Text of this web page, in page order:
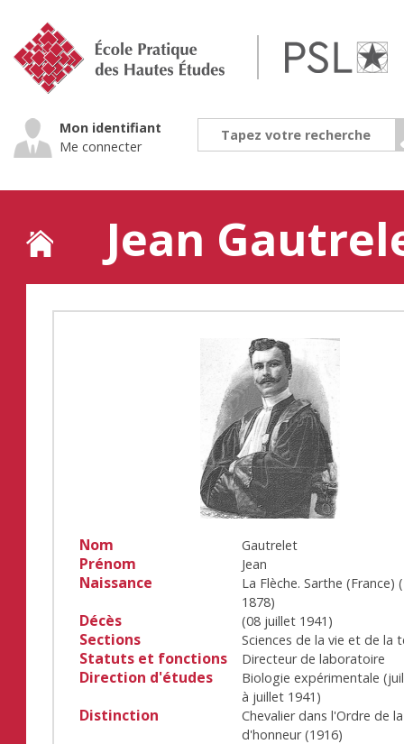
navigation
Mon identifiant
Me connecter
Jean
Back
Nom Gautrelet
Prénom Jean
Naissance La Flèche. Sarthe (France) (
1878)
Décès (08 juillet 1941 )
Sections Sciences de la vie et de la
Statuts et fonctions Directeur de laboratoire
Direction d'études Biologie expérimentale (
à juillet 1941 )
Distinction
Chevalier dans l'Ordre de
d'honneur (1916)